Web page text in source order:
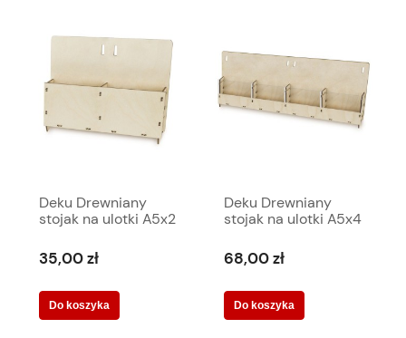
Deku Drewniany
stojak na ulotki A5x2
570191
35,00 zł
Do koszyka
Deku Drewniany
stojak na ulotki A5x4
cm
68,00 zł
Do koszyka